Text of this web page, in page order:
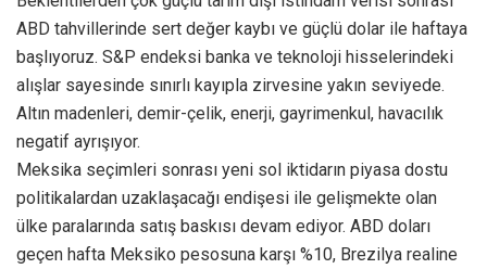
ABD tahvillerinde sert değer kaybı ve güçlü dolar ile haftaya
başlıyoruz. S&P endeksi banka ve teknoloji hisselerindeki
alışlar sayesinde sınırlı kayıpla zirvesine yakın seviyede.
Altın madenleri, demir-çelik, enerji, gayrimenkul, havacılık
negatif ayrışıyor.
Meksika seçimleri sonrası yeni sol iktidarın piyasa dostu
politikalardan uzaklaşacağı endişesi ile gelişmekte olan
ülke paralarında satış baskısı devam ediyor. ABD doları
geçen hafta Meksiko pesosuna karşı %10, Brezilya realine